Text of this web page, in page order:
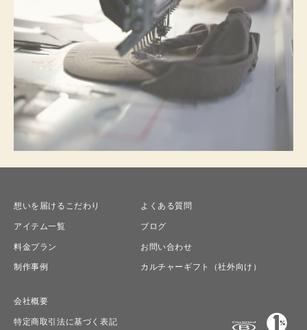
想いを届けるこだわり
アイテム一覧
料金プラン
制作事例
よくある質問
ブログ
お問い合わせ
カルチャーギフト（社外向け）
会社概要
特定商取引法に基づく表記